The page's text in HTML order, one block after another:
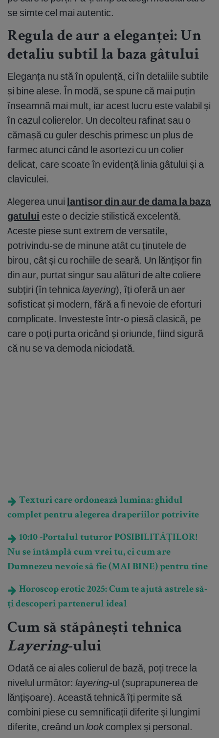
se simte cel mai autentic.
Regula de aur a eleganței: Un
detaliu subtil la baza gâtului
Eleganța nu stă în opulență, ci în detaliile subtile
și bine alese. În modă, se spune că mai puțin
înseamnă mai mult, iar acest lucru este valabil și
în cazul colierelor. Un decolteu rafinat sau o
cămașă cu guler deschis primesc un plus de
farmec atunci când le asortezi cu un colier
delicat, care scoate în evidență linia gâtului și a
claviculei.
Alegerea unui lantisor din aur de dama la baza
gatului este o decizie stilistică excelentă.
Aceste piese sunt extrem de versatile,
potrivindu-se de minune atât cu ținutele de
birou, cât și cu rochiile de seară. Un lănțișor fin
din aur, purtat singur sau alături de alte coliere
subțiri (în tehnicalayering), îți oferă un aer
sofisticat și modern, fără a fi nevoie de eforturi
complicate. Investește într-o piesă clasică, pe
care o poți purta oricând și oriunde, fiind sigură
că nu se va demoda niciodată.
Texturi care ordonează lumina: ghidul
complet pentru alegerea draperiilor potrivite
10:10 -Portalul tuturor POSIBILITĂȚILOR!
Nu se întâmplă cum vrei tu, ci cum are
Dumnezeu nevoie să fie (MAI BINE) pentru tine
Horoscop erotic 2025: Cum te ajută astrele să-
ți descoperi partenerul ideal
Cum să stăpânești tehnica
Layering-ului
Odată ce ai ales colierul de bază, poți trece la
nivelul următor: layering-ul (suprapunerea de
lănțișoare). Această tehnică îți permite să
combini piese cu semnificații diferite și lungimi
diferite, creând un lookcomplex și personal.